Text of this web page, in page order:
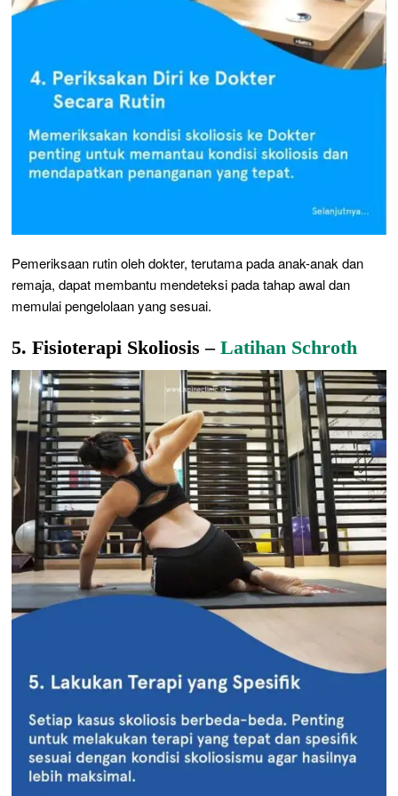
Pemeriksaan rutin oleh dokter, terutama pada anak-anak dan
remaja, dapat membantu mendeteksi pada tahap awal dan
memulai pengelolaan yang sesuai.
5. Fisioterapi Skoliosis –Latihan Schroth